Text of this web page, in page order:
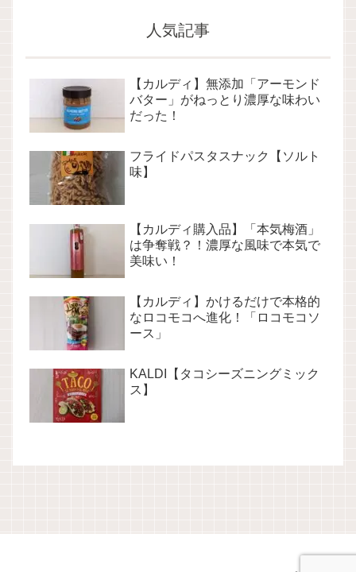
人気記事
【カルディ】無添加「アーモンド
バター」がねっとり濃厚な味わい
だった！
フライドパスタスナック【ソルト
味】
【カルディ購入品】「本気梅酒」
は争奪戦？！濃厚な風味で本気で
美味い！
【カルディ】かけるだけで本格的
なロコモコへ進化！「ロコモコソ
ース」
KALDI【タコシーズニングミック
ス】